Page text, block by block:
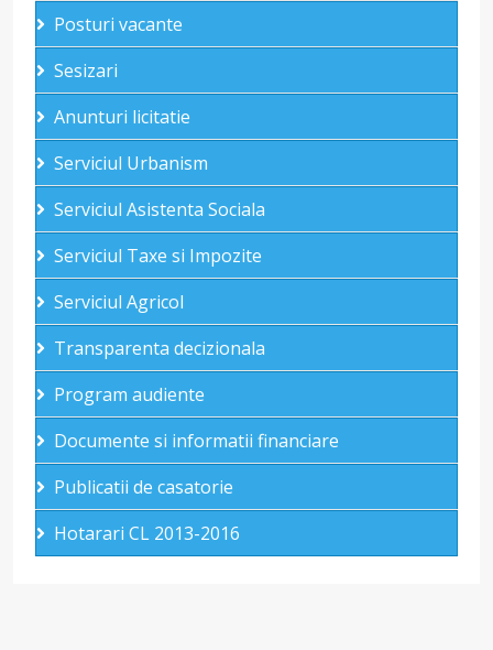
Posturi vacante
Sesizari
Anunturi licitatie
Serviciul Urbanism
Serviciul Asistenta Sociala
Serviciul Taxe si Impozite
Serviciul Agricol
Transparenta decizionala
Program audiente
Documente si informatii financiare
Publicatii de casatorie
Hotarari CL 2013-2016